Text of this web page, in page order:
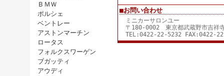
ＢＭＷ
ポルシェ
ベントレー
アストンマーチン
ロータス
フォルクスワーゲン
ブガッティ
アウディ
■お問い合わせ
ミニカーサロンユー
〒180-0002 東京都武蔵野市吉祥
TEL:0422-22-5232 FAX:0422-